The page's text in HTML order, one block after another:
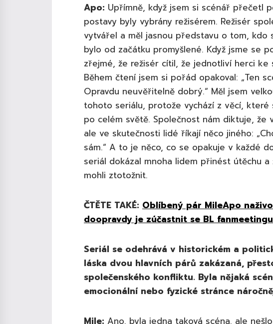
Apo: Upřímně, když jsem si scénář přečetl
postavy byly vybrány režisérem. Režisér
vytvářel a měl jasnou představu o tom,
bylo od začátku promyšlené. Když jsme se
zřejmé, že režisér cítil, že jednotliví herci
Během čtení jsem si pořád opakoval: „Ten
Opravdu neuvěřitelně dobrý.“ Měl jsem
tohoto seriálu, protože vychází z věcí,
po celém světě. Společnost nám diktuje, že
ale ve skutečnosti lidé říkají něco jiného:
sám.“ A to je něco, co se opakuje v každé
seriál dokázal mnoha lidem přinést útěchu
mohli ztotožnit.
ČTĚTE TAKÉ: Oblíbený pár MileApo
doopravdy je zúčastnit se BL
Seriál se odehrává v historickém a
láska dvou hlavních párů zakázaná,
společenského konfliktu. Byla nějaká
emocionální nebo fyzické stránce
Mile: Ano, byla jedna taková scéna, ale